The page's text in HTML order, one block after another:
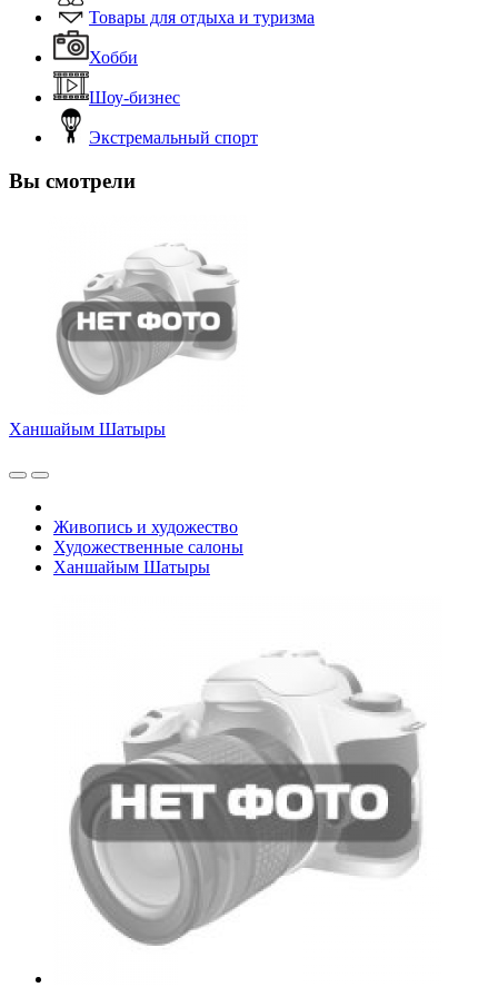
Товары для отдыха и туризма
Хобби
Шоу-бизнес
Экстремальный спорт
Вы смотрели
Ханшайым Шатыры
Живопись и художество
Художественные салоны
Ханшайым Шатыры